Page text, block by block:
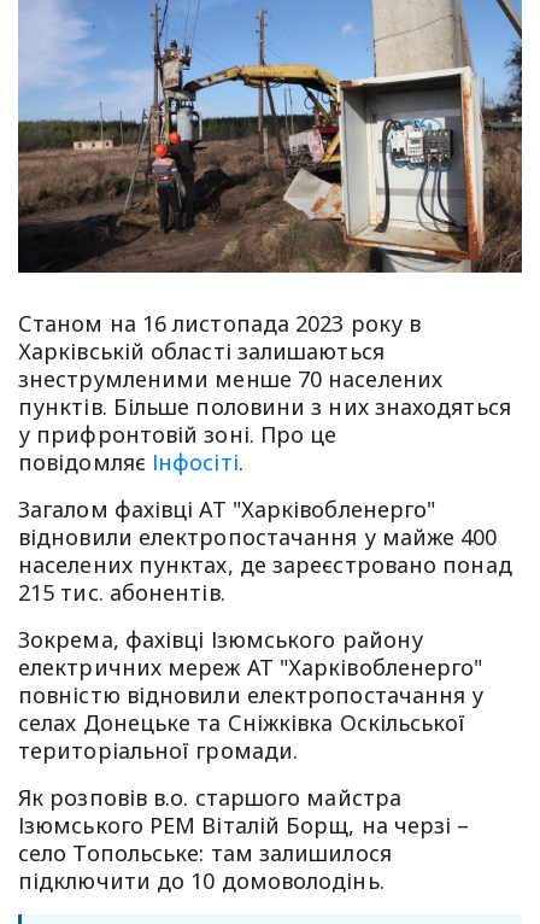
Станом на 16 листопада 2023 року в
Харківській області залишаються
знеструмленими менше 70 населених
пунктів. Більше половини з них знаходяться
у прифронтовій зоні. Про це
повідомляє Інфосіті.
Загалом фахівці АТ "Харківобленерго"
відновили електропостачання у майже 400
населених пунктах, де зареєстровано понад
215 тис. абонентів.
Зокрема, фахівці Ізюмського району
електричних мереж АТ "Харківобленерго"
повністю відновили електропостачання у
селах Донецьке та Сніжківка Оскільської
територіальної громади.
Як розповів в.о. старшого майстра
Ізюмського РЕМ Віталій Борщ, на черзі –
село Топольське: там залишилося
підключити до 10 домоволодінь.